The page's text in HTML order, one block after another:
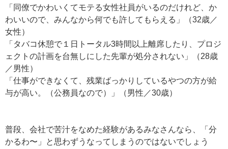
「同僚でかわいくてモテる女性社員がいるのだけれど、か
わいいので、みんなから何でも許してもらえる」（32歳／
女性）
「タバコ休憩で１日トータル3時間以上離席したり、プロジ
ェクトの計画を台無しにした先輩が処分されない」（28歳
／男性）
「仕事ができなくて、残業ばっかりしているやつの方が給
与が高い。（公務員なので）」（男性／30歳）
普段、会社で苦汁をなめた経験があるみなさんなら、「分
かるわ〜」と思わずうなってしまうのではないでしょう